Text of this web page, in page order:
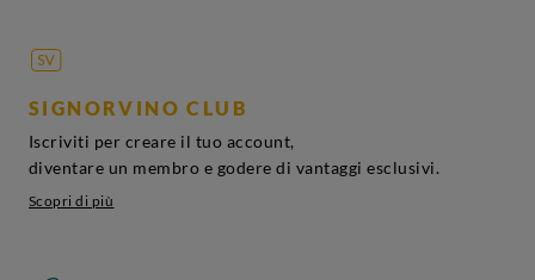
SIGNORVINO CLUB
Iscriviti per creare il tuo account,
diventare un membro e godere di vantaggi esclusivi.
Scopri di più